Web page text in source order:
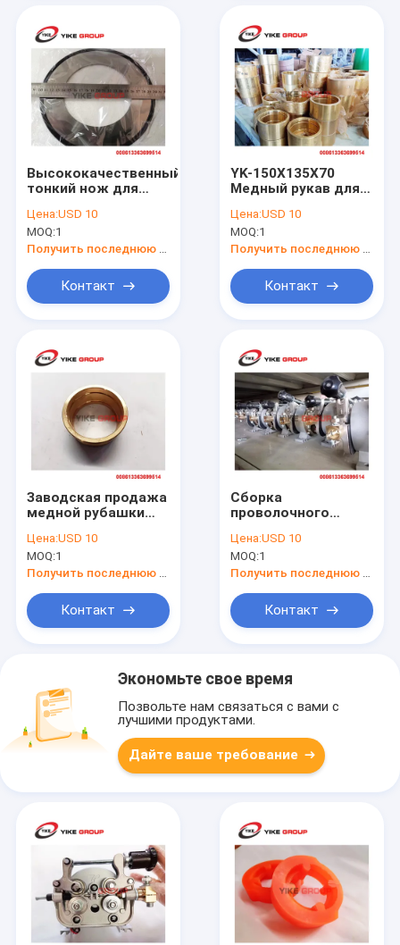
Высококачественный
тонкий нож для
тонкого ножа для
ножевого ножа
Цена:USD 10
MOQ:1
Контакт
YK-150X135X70
Медный рукав для
машины
Цена:USD 10
MOQ:1
Контакт
Заводская продажа
медной рубашки
Цена:USD 10
MOQ:1
Получить последнюю цену
Контакт
Сборка
проволочного
картонной коробки
Цена:USD 10
MOQ:1
Получить последнюю цену
Контакт
Экономьте свое время
Позвольте нам связаться с вами с
лучшими продуктами.
Дайте ваше требование